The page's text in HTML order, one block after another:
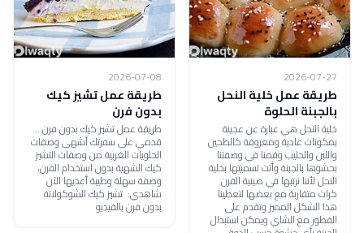
2026-07-27
طريقة عمل خلية النحل
بالجبنة الحلوة
خلية النحل هي عبارة عن عجينة
بمكونات عادية ومعروفة كالطحين
واللبن والحليب وقمنا في وصفتنا
بحشوها بالجبنة وأتت تسميتها بخلية
النحل لأننا نرتبها في صينية الفرن
كرات متقاربة مع بعضها لتعطينا
هذا الشكل المميز وتقدم على
الفطور مع الشاي ويمكن استبدال
2026-07-08
طريقة عمل تشيز كيك
بدون فرن
طريقة عمل تشيز كيك بدون فرن ..
قدمي على سفرتك أشهى وصفات
الحلويات الغربية من وصفات التشيز
كيك الشهية بدون استخدام الفرن،
وصفة سهلة وطيبة أعديها الآن
شاهدي: تشيز كيك الشوكولاتة
بدون فرن بالفيديو